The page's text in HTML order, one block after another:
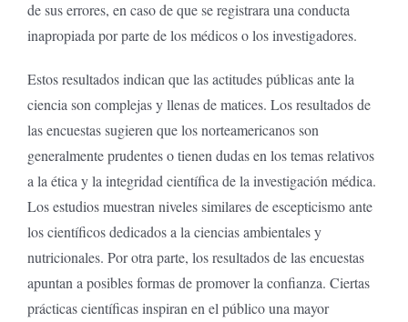
de sus errores, en caso de que se registrara una conducta
inapropiada por parte de los médicos o los investigadores.
Estos resultados indican que las actitudes públicas ante la
ciencia son complejas y llenas de matices. Los resultados de
las encuestas sugieren que los norteamericanos son
generalmente prudentes o tienen dudas en los temas relativos
a la ética y la integridad científica de la investigación médica.
Los estudios muestran niveles similares de escepticismo ante
los científicos dedicados a la ciencias ambientales y
nutricionales. Por otra parte, los resultados de las encuestas
apuntan a posibles formas de promover la confianza. Ciertas
prácticas científicas inspiran en el público una mayor